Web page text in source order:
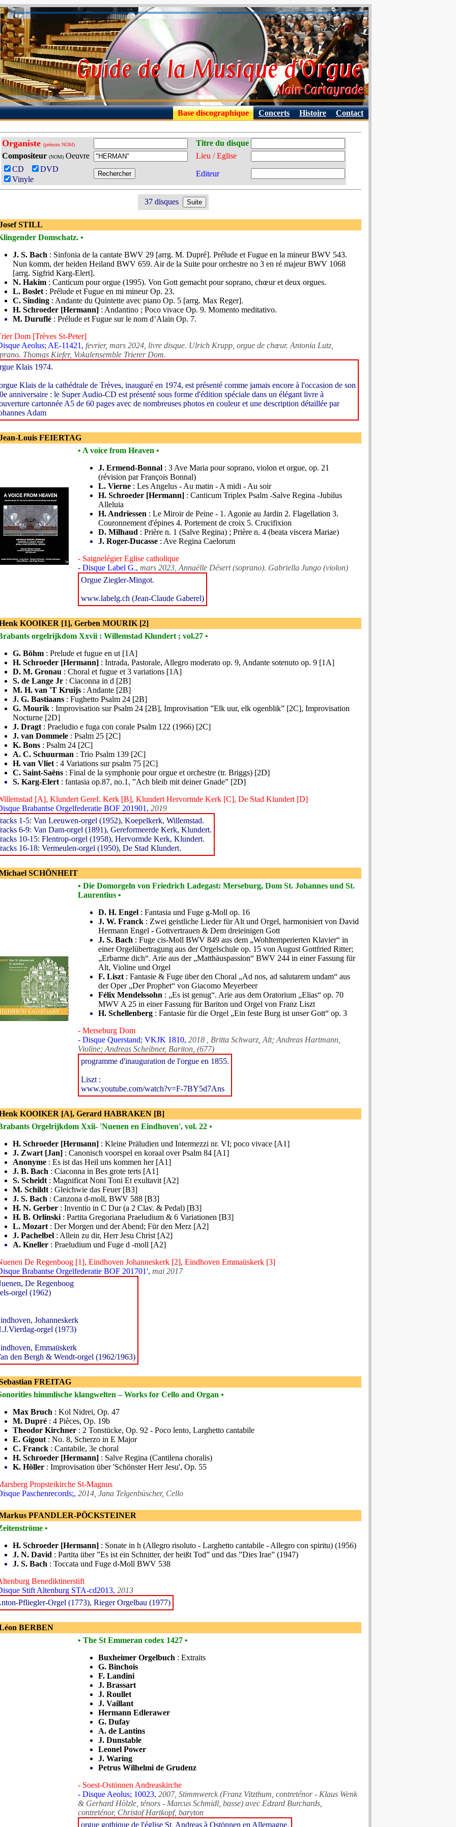
Base discographique Concerts Histoire Contact
Organiste (prénom NOM)
Titre du disque
Compositeur (NOM)Oeuvre
Lieu / Eglise
CD
DVD
Vinyle
Editeur
37 disques
STILL
Domschatz. •
J. S. Bach : Sinfonia de la cantate BWV 29 [arrg. M. Dupré]. Prélude et Fugue en la mineur BWV 543.
Nun komm, der heiden Heiland BWV 659. Air de la Suite pour orchestre no 3 en ré majeur BWV 1068
[arrg. Sigfrid Karg-Elert].
N. Hakim : Canticum pour orgue (1995). Von Gott gemacht pour soprano, chœur et deux orgues.
L. Boslet : Prélude et Fugue en mi mineur Op. 23.
C. Sinding : Andante du Quintette avec piano Op. 5 [arrg. Max Reger].
H. Schroeder [Hermann] : Andantino ; Poco vivace Op. 9. Momento meditativo.
M. Duruflé : Prélude et Fugue sur le nom d’Alain Op. 7.
Dom [Trèves St-Peter]
Aeolus; AE-11421, fevrier, mars 2024, livre disque. Ulrich Krupp, orgue de chœur. Antonia Lutz,
Thomas Kiefer, Vokalensemble Trierer Dom.
Klais 1974.
Klais de la cathédrale de Trèves, inauguré en 1974, est présenté comme jamais encore à l'occasion de son
anniversaire : le Super Audio-CD est présenté sous forme d'édition spéciale dans un élégant livre à
cartonnée A5 de 60 pages avec de nombreuses photos en couleur et une description détaillée par
Adam
Louis FEIERTAG
• A voice from Heaven •
J. Ermend-Bonnal : 3 Ave Maria pour soprano, violon et orgue, op. 21
(révision par François Bonnal)
L. Vierne : Les Angelus - Au matin - A midi - Au soir
H. Schroeder [Hermann] : Canticum Triplex Psalm -Salve Regina -Jubilus
Alleluia
H. Andriessen : Le Miroir de Peine - 1. Agonie au Jardin 2. Flagellation 3.
Couronnement d'épines 4. Portement de croix 5. Crucifixion
D. Milhaud : Prière n. 1 (Salve Regina) ; Prière n. 4 (beata viscera Mariae)
J. Roger-Ducasse : Ave Regina Caelorum
- Saignelégier Eglise catholique
- Disque Label G., mars 2023, Annaëlle Désert (soprano). Gabriella Jungo (violon)
Orgue Ziegler-Mingot.
www.labelg.ch (Jean-Claude Gaberel)
KOOIKER [1], Gerben MOURIK [2]
orgelrijkdom Xxvii : Willemstad Klundert ; vol.27 •
G. Böhm : Prelude et fugue en ut [1A]
H. Schroeder [Hermann] : Intrada, Pastorale, Allegro moderato op. 9, Andante sotenuto op. 9 [1A]
D. M. Gronau : Choral et fugue et 3 variations [1A]
S. de Lange Jr : Ciaconna in d [2B]
M. H. van 'T Kruijs : Andante [2B]
J. G. Bastiaans : Fughetto Psalm 24 [2B]
G. Mourik : Improvisation sur Psalm 24 [2B], Improvisation ”Elk uur, elk ogenblik” [2C], Improvisation
Nocturne [2D]
J. Dragt : Praeludio e fuga con corale Psalm 122 (1966) [2C]
J. van Dommele : Psalm 25 [2C]
K. Bons : Psalm 24 [2C]
A. C. Schuurman : Trio Psalm 139 [2C]
H. van Vliet : 4 Variations sur psalm 75 [2C]
C. Saint-Saëns : Final de la symphonie pour orgue et orchestre (tr. Briggs) [2D]
S. Karg-Elert : fantasia op.87, no.1, ”Ach bleib mit deiner Gnade” [2D]
[A], Klundert Geref. Kerk [B], Klundert Hervormde Kerk [C], De Stad Klundert [D]
Brabantse Orgelfederatie BOF 201901, 2019
1-5: Van Leeuwen-orgel (1952), Koepelkerk, Willemstad.
6-9: Van Dam-orgel (1891), Gereformeerde Kerk, Klundert.
10-15: Flentrop-orgel (1958), Hervormde Kerk, Klundert.
16-18: Vermeulen-orgel (1950), De Stad Klundert.
SCHÖNHEIT
• Die Domorgeln von Friedrich Ladegast: Merseburg, Dom St. Johannes und St.
Laurentius •
D. H. Engel : Fantasia und Fuge g-Moll op. 16
J. W. Franck : Zwei geistliche Lieder für Alt und Orgel, harmonisiert von David
Hermann Engel - Gottvertrauen & Dem dreieinigen Gott
J. S. Bach : Fuge cis-Moll BWV 849 aus dem „Wohltemperierten Klavier“ in
einer Orgelübertragung aus der Orgelschule op. 15 von August Gottfried Ritter;
„Erbarme dich“. Arie aus der „Matthäuspassion“ BWV 244 in einer Fassung für
Alt, Violine und Orgel
F. Liszt : Fantasie & Fuge über den Choral „Ad nos, ad salutarem undam“ aus
der Oper „Der Prophet“ von Giacomo Meyerbeer
Félix Mendelssohn : „Es ist genug“. Arie aus dem Oratorium „Elias“ op. 70
MWV A 25 in einer Fassung für Bariton und Orgel von Franz Liszt
H. Schellenberg : Fantasie für die Orgel „Ein feste Burg ist unser Gott“ op. 3
- Merseburg Dom
- Disque Querstand; VKJK 1810, 2018 , Britta Schwarz, Alt; Andreas Hartmann,
Violine; Andreas Scheibner, Bariton, (677)
programme d'inauguration de l'orgue en 1855.
Liszt :
www.youtube.com/watch?v=F-7BY5d7Ans
KOOIKER [A], Gerard HABRAKEN [B]
Orgelrijkdom Xxii- 'Nuenen en Eindhoven', vol. 22 •
H. Schroeder [Hermann] : Kleine Präludien und Intermezzi nr. VI; poco vivace [A1]
J. Zwart [Jan] : Canonisch voorspel en koraal over Psalm 84 [A1]
Anonyme : Es ist das Heil uns kommen her [A1]
J. B. Bach : Ciaconna in Bes grote terts [A1]
S. Scheidt : Magnificat Noni Toni Et exultavit [A2]
M. Schildt : Gleichwie das Feuer [B3]
J. S. Bach : Canzona d-moll, BWV 588 [B3]
H. N. Gerber : Inventio in C Dur (a 2 Clav. & Pedal) [B3]
H. B. Orlinski : Partita Gregoriana Praeludium & 6 Variationen [B3]
L. Mozart : Der Morgen und der Abend; Für den Merz [A2]
J. Pachelbel : Allein zu dir, Herr Jesu Christ [A2]
A. Kneller : Praeludium und Fuge d -moll [A2]
De Regenboog [1], Eindhoven Johanneskerk [2], Eindhoven Emmaüskerk [3]
Brabantse Orgelfederatie BOF 201701', mai 2017
De Regenboog
orgel (1962)
Johanneskerk
orgel (1973)
Emmaüskerk
den Bergh & Wendt-orgel (1962/1963)
FREITAG
himmlische klangwelten – Works for Cello and Organ •
Max Bruch : Kol Nidrei, Op. 47
M. Dupré : 4 Pièces, Op. 19b
Theodor Kirchner : 2 Tonstücke, Op. 92 - Poco lento, Larghetto cantabile
E. Gigout : No. 8, Scherzo in E Major
C. Franck : Cantabile, 3e choral
H. Schroeder [Hermann] : Salve Regina (Cantilena choralis)
K. Höller : Improvisation über 'Schönster Herr Jesu', Op. 55
Propsteikirche St-Magnus
Paschenrecords;, 2014, Jana Telgenbüscher, Cello
PFANDLER-PÖCKSTEINER
•
H. Schroeder [Hermann] : Sonate in h (Allegro risoluto - Larghetto cantabile - Allegro con spiritu) (1956)
J. N. David : Partita über ”Es ist ein Schnitter, der heißt Tod” und das ”Dies Irae” (1947)
J. S. Bach : Toccata und Fuge d-Moll BWV 538
Benediktinerstift
Stift Altenburg STA-cd2013, 2013
Pfliegler-Orgel (1773), Rieger Orgelbau (1977)
BERBEN
• The St Emmeran codex 1427 •
Buxheimer Orgelbuch : Extraits
G. Binchois
F. Landini
J. Brassart
J. Roullet
J. Vaillant
Hermann Edlerawer
G. Dufay
A. de Lantins
J. Dunstable
Leonel Power
J. Waring
Petrus Wilhelmi de Grudenz
- Soest-Ostönnen Andreaskirche
- Disque Aeolus; 10023, 2007, Stimmwerck (Franz Vitzthum, contreténor - Klaus Wenk
& Gerhard Hölzle, ténors - Marcus Schmidl, basse) avec Edzard Burchards,
contreténor, Christof Hartkopf, baryton
orgue gothique de l'église St. Andreas à Ostönnen en Allemagne.